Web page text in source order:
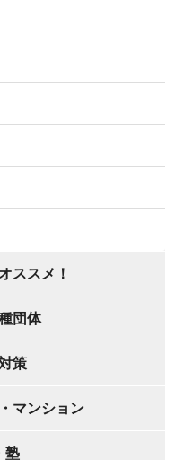
ススメ！
団体
策
マンション
塾